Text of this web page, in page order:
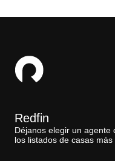
Redfin
Déjanos elegir un agente
los listados de casas